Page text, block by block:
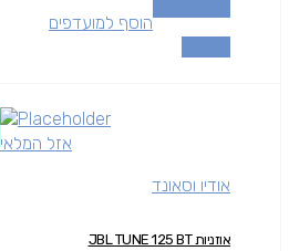
הוסף למועדפים
אזל המלאי
אודיו וסאונד
אוזניות JBL TUNE 125 BT